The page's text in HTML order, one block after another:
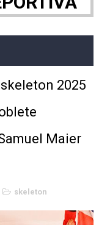
Heights ponen fin
10
2025
Maier
skeleton